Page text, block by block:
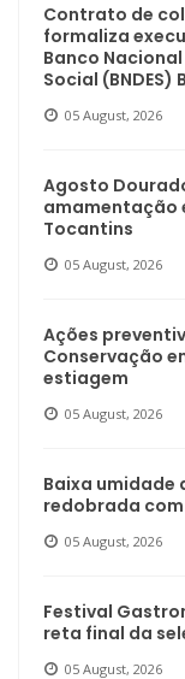
Contrato de
formaliza
Banco
Social
05 August, 2026
Agosto
amamentação
Tocantins
05 August, 2026
Ações
Conservação
estiagem
05 August, 2026
Baixa umidade
redobrada
05 August, 2026
Festival
reta final da
05 August, 2026